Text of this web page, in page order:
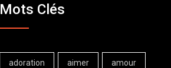
Mots Clés
adoration aimer amour